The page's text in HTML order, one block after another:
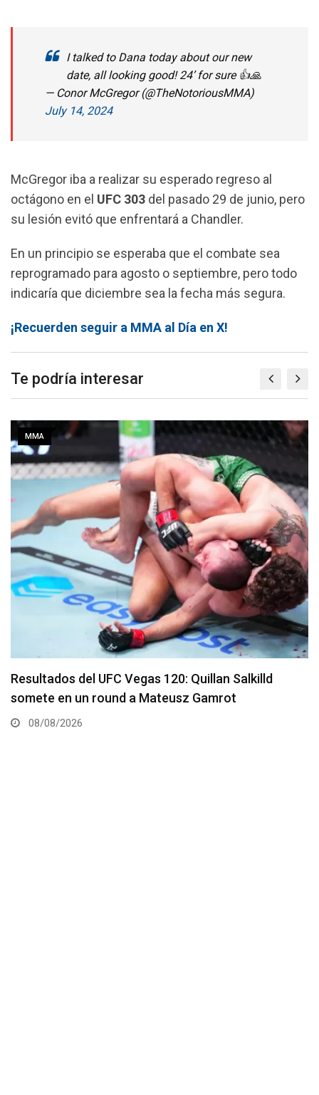
I talked to Dana today about our new
date, all looking good! 24’ for sure 👍🙏
— Conor McGregor (@TheNotoriousMMA)
July 14, 2024
McGregor iba a realizar su esperado regreso al
octágono en el UFC 303 del pasado 29 de junio, pero
su lesión evitó que enfrentará a Chandler.
En un principio se esperaba que el combate sea
reprogramado para agosto o septiembre, pero todo
indicaría que diciembre sea la fecha más segura.
¡Recuerden seguir a MMA al Día en X!
Te podría interesar
MMA
Se presenta un nuevo y remodelado UFC Meta
Apex
08/08/2026